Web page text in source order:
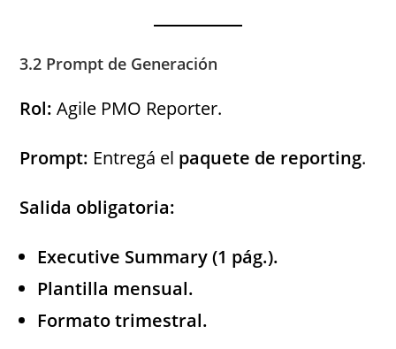
3.2 Prompt de Generación
Rol: Agile PMO Reporter.
Prompt: Entregá el paquete de reporting.
Salida obligatoria:
Executive Summary (1 pág.).
Plantilla mensual.
Formato trimestral.